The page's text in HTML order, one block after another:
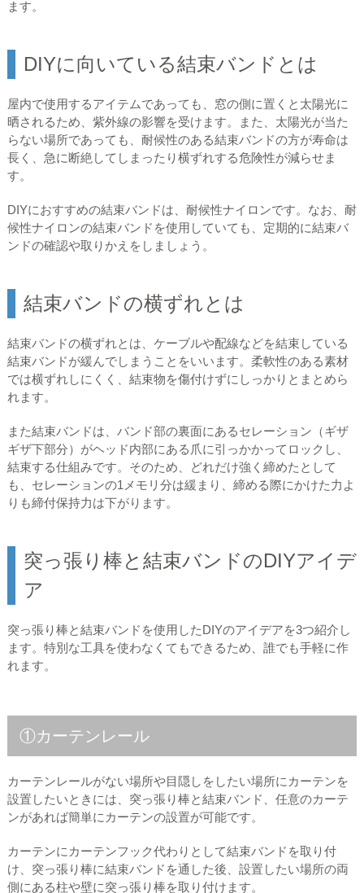
ます。
DIYに向いている結束バンドとは
屋内で使用するアイテムであっても、窓の側に置くと太陽光に
晒されるため、紫外線の影響を受けます。また、太陽光が当た
らない場所であっても、耐候性のある結束バンドの方が寿命は
長く、急に断絶してしまったり横ずれする危険性が減らせま
す。
DIYにおすすめの結束バンドは、耐候性ナイロンです。なお、耐
候性ナイロンの結束バンドを使用していても、定期的に結束バ
ンドの確認や取りかえをしましょう。
結束バンドの横ずれとは
結束バンドの横ずれとは、ケーブルや配線などを結束している
結束バンドが緩んでしまうことをいいます。柔軟性のある素材
では横ずれしにくく、結束物を傷付けずにしっかりとまとめら
れます。
また結束バンドは、バンド部の裏面にあるセレーション（ギザ
ギザ下部分）がヘッド内部にある爪に引っかかってロックし、
結束する仕組みです。そのため、どれだけ強く締めたとして
も、セレーションの1メモリ分は緩まり、締める際にかけた力よ
りも締付保持力は下がります。
突っ張り棒と結束バンドのDIYアイデ
ア
突っ張り棒と結束バンドを使用したDIYのアイデアを3つ紹介し
ます。特別な工具を使わなくてもできるため、誰でも手軽に作
れます。
①カーテンレール
カーテンレールがない場所や目隠しをしたい場所にカーテンを
設置したいときには、突っ張り棒と結束バンド、任意のカーテ
ンがあれば簡単にカーテンの設置が可能です。
カーテンにカーテンフック代わりとして結束バンドを取り付
け、突っ張り棒に結束バンドを通した後、設置したい場所の両
側にある柱や壁に突っ張り棒を取り付けます。